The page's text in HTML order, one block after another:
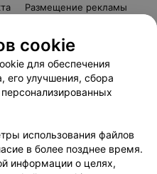
Размещение рекламы
Способы оплаты
Партнеры
103.by
данных
cookie
для обеспечения
его улучшения, сбора
использования файлов
в более позднее время.
информации о целях,